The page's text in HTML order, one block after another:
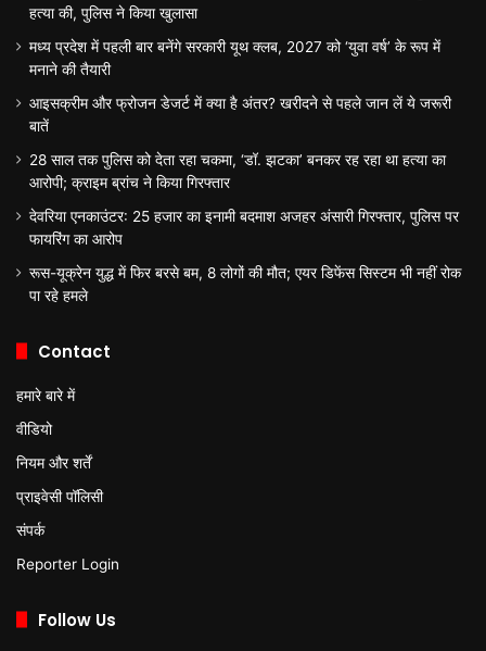
हत्या की, पुलिस ने किया खुलासा
मध्य प्रदेश में पहली बार बनेंगे सरकारी यूथ क्लब, 2027 को ‘युवा वर्ष’ के रूप में
मनाने की तैयारी
आइसक्रीम और फ्रोजन डेजर्ट में क्या है अंतर? खरीदने से पहले जान लें ये जरूरी
बातें
28 साल तक पुलिस को देता रहा चकमा, ‘डॉ. झटका’ बनकर रह रहा था हत्या का
आरोपी; क्राइम ब्रांच ने किया गिरफ्तार
देवरिया एनकाउंटर: 25 हजार का इनामी बदमाश अजहर अंसारी गिरफ्तार, पुलिस पर
फायरिंग का आरोप
रूस-यूक्रेन युद्ध में फिर बरसे बम, 8 लोगों की मौत; एयर डिफेंस सिस्टम भी नहीं रोक
पा रहे हमले
Contact
हमारे बारे में
वीडियो
नियम और शर्तें
प्राइवेसी पॉलिसी
संपर्क
Reporter Login
Follow Us